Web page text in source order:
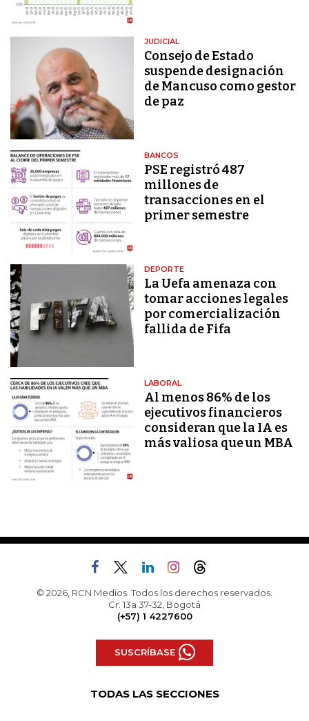
JUDICIAL
Consejo de Estado
suspende designación
de Mancuso como gestor
de paz
BANCOS
PSE registró 487
millones de
transacciones en el
primer semestre
DEPORTE
La Uefa amenaza con
tomar acciones legales
por comercialización
fallida de Fifa
LABORAL
Al menos 86% de los
ejecutivos financieros
consideran que la IA es
más valiosa que un MBA
© 2026, RCN Medios. Todos los derechos reservados.
Cr. 13a 37-32, Bogotá
(+57) 1 4227600
SUSCRÍBASE
TODAS LAS SECCIONES